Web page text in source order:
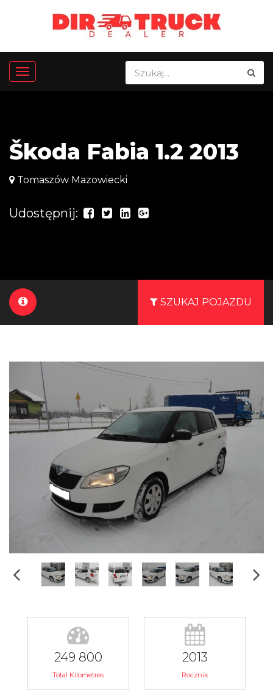
Škoda Fabia 1.2 2013
Tomaszów Mazowiecki
Udostępnij:
SZUKAJ POJAZDU
249 800
Total Kilometres
2013
Rocznik